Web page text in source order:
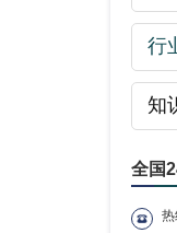
行
知
全国